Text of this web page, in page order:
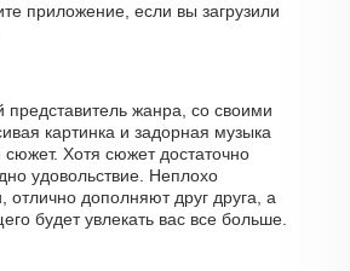
приложение, если вы загрузили
жанра, со своими
картинка и задорная музыка
Хотя сюжет достаточно
удовольствие. Неплохо
дополняют друг друга, а
будет увлекать вас все больше.